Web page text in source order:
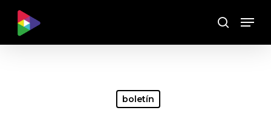
main
Buscar
Menu
boletín